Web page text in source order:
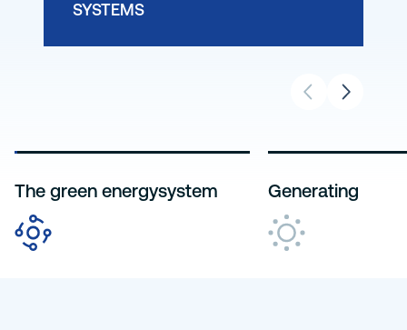
SYSTEMS
MANAGEMENT
The green energysystem Generating